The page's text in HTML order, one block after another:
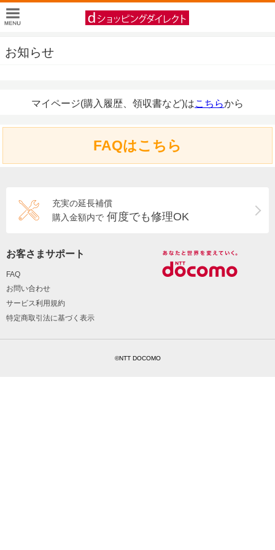
お知らせ
マイページ(購入履歴、領収書など)はこちらから
FAQはこちら
充実の延長補償
購入金額内で 何度でも修理OK
お客さまサポート
FAQ
お問い合わせ
サービス利用規約
特定商取引法に基づく表示
©NTT DOCOMO